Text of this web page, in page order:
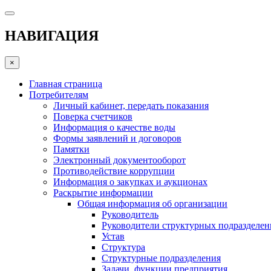
НАВИГАЦИЯ
×
Главная страница
Потребителям
Личный кабинет, передать показания
Поверка счетчиков
Информация о качестве воды
Формы заявлений и договоров
Памятки
Электронный документооборот
Противодействие коррупции
Информация о закупках и аукционах
Раскрытие информации
Общая информация об организации
Руководитель
Руководители структурных
Устав
Структура
Структурные подразделения
Задачи, функции предприятия